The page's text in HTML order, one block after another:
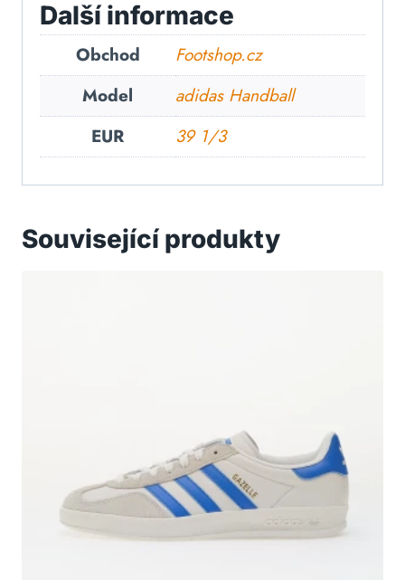
Další informace
Obchod
Footshop.cz
Model
adidas Handball
EUR
39 1/3
Související produkty